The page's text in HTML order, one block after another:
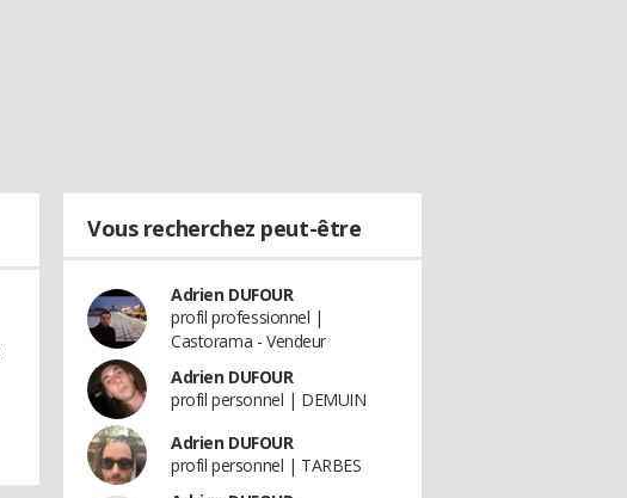
Vous recherchez peut-être
Adrien DUFOUR
profil professionnel |
Castorama - Vendeur
Adrien DUFOUR
profil personnel | DEMUIN
Adrien DUFOUR
profil personnel | TARBES